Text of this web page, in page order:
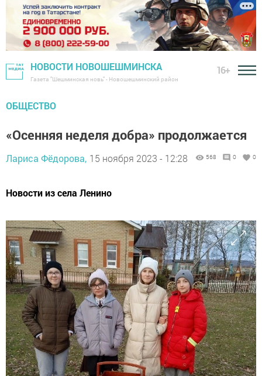
НОВОСТИ НОВОШЕШМИНСКА
Газета "Шешминская новь" - Новошешминский район
16+
ОБЩЕСТВО
«Осенняя неделя добра» продолжается
Лариса Фёдорова, 15 ноября 2023 - 12:28 568 0 0
Новости из села Ленино